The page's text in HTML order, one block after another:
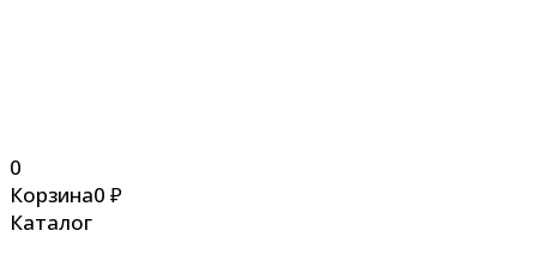
0
Корзина0 ₽
Каталог